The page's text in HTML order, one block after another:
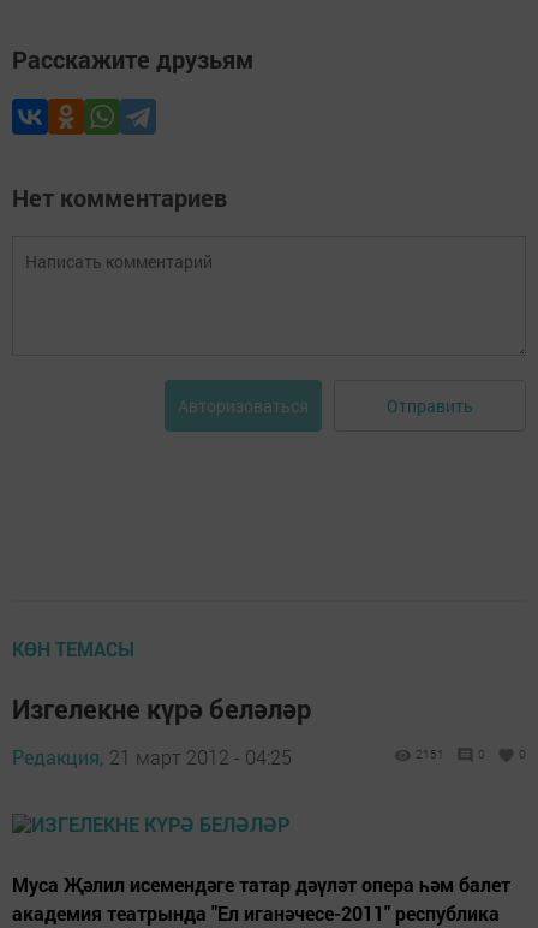
Расскажите друзьям
Нет комментариев
Авторизоваться Отправить
КӨН ТЕМАСЫ
Изгелекне күрә беләләр
Редакция, 21 март 2012 - 04:25 2151 0 0
Муса Җәлил исемендәге татар дәүләт опера һәм балет
академия театрында "Ел иганәчесе-2011" республика